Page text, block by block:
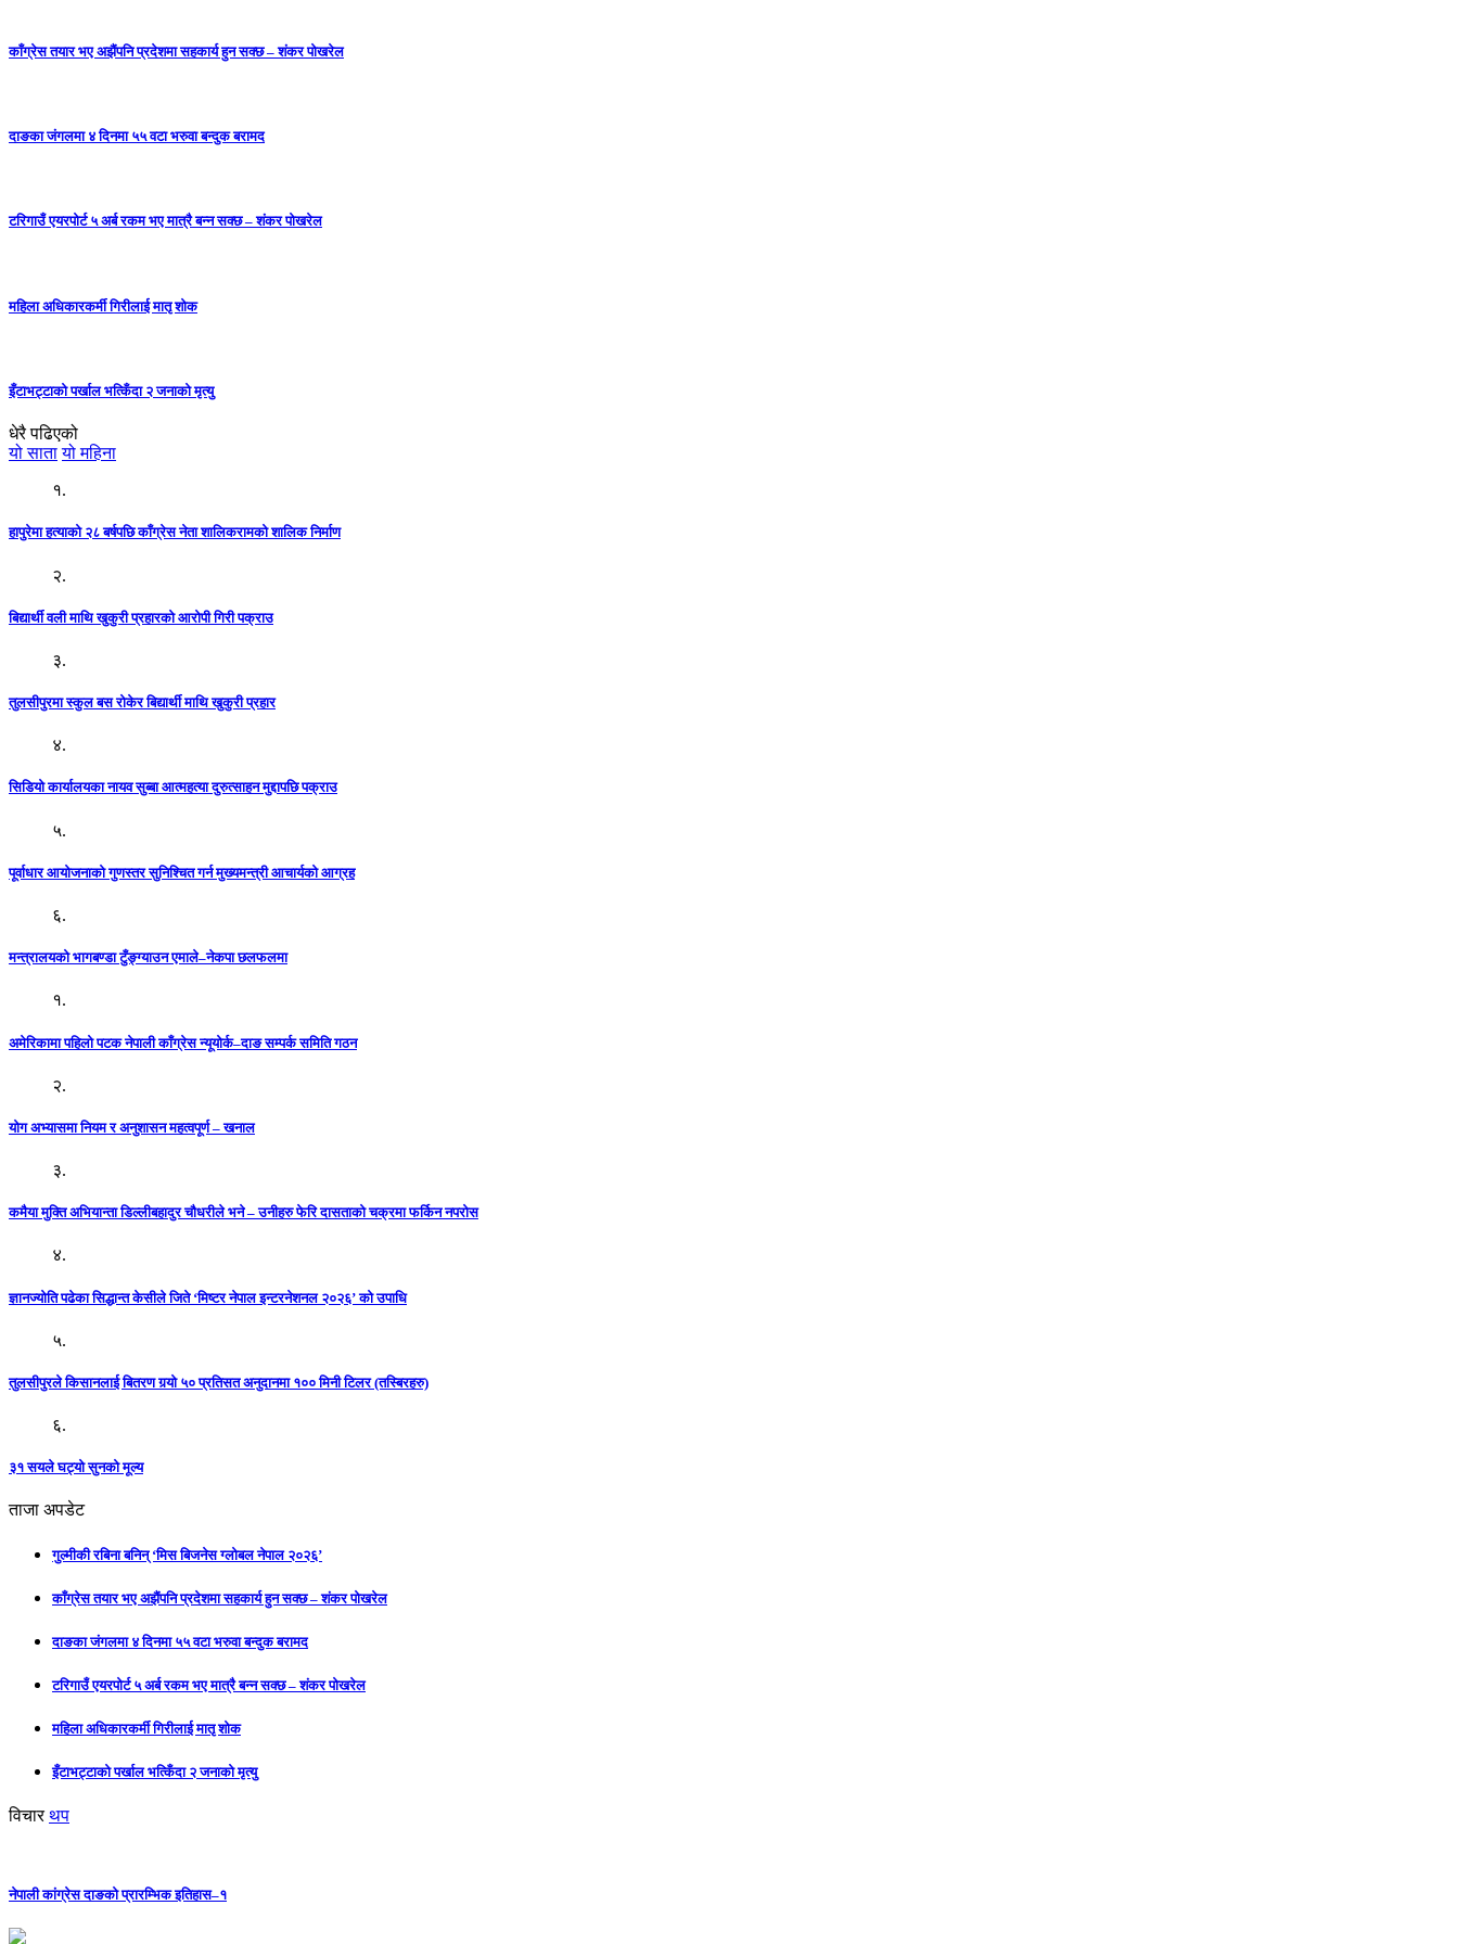
काँग्रेस तयार भए अझैंपनि प्रदेशमा सहकार्य हुन सक्छ – शंकर पोखरेल
दाङका जंगलमा ४ दिनमा ५५ वटा भरुवा बन्दुक बरामद
टरिगाउँ एयरपोर्ट ५ अर्ब रकम भए मात्रै बन्न सक्छ – शंकर पोखरेल
महिला अधिकारकर्मी गिरीलाई मातृ शोक
इँटाभट्टाको पर्खाल भत्किँदा २ जनाको मृत्यु
धेरै पढिएको
यो साता यो महिना
१.
हापुरेमा हत्याको २८ बर्षपछि काँग्रेस नेता शालिकरामको शालिक निर्माण
२.
बिद्यार्थी वली माथि खुकुरी प्रहारको आरोपी गिरी पक्राउ
३.
तुलसीपुरमा स्कुल बस रोकेर बिद्यार्थी माथि खुकुरी प्रहार
४.
सिडियो कार्यालयका नायव सुब्बा आत्महत्या दुरुत्साहन मुद्दापछि पक्राउ
५.
पूर्वाधार आयोजनाको गुणस्तर सुनिश्चित गर्न मुख्यमन्त्री आचार्यको आग्रह
६.
मन्त्रालयको भागबण्डा टुँङ्ग्याउन एमाले–नेकपा छलफलमा
१.
अमेरिकामा पहिलो पटक नेपाली काँग्रेस न्यूयोर्क–दाङ सम्पर्क समिति गठन
२.
योग अभ्यासमा नियम र अनुशासन महत्वपूर्ण – खनाल
३.
कमैया मुक्ति अभियान्ता डिल्लीबहादुर चौधरीले भने – उनीहरु फेरि दासताको चक्रमा फर्किन नपरोस
४.
ज्ञानज्योति पढेका सिद्धान्त केसीले जिते ‘मिष्टर नेपाल इन्टरनेशनल २०२६’ को उपाधि
५.
तुलसीपुरले किसानलाई बितरण गर्‍यो ५० प्रतिसत अनुदानमा १०० मिनी टिलर (तस्बिरहरु)
६.
३१ सयले घट्यो सुनको मूल्य
ताजा अपडेट
गुल्मीकी रबिना बनिन् ‘मिस बिजनेस ग्लोबल नेपाल २०२६’
काँग्रेस तयार भए अझैंपनि प्रदेशमा सहकार्य हुन सक्छ – शंकर पोखरेल
दाङका जंगलमा ४ दिनमा ५५ वटा भरुवा बन्दुक बरामद
टरिगाउँ एयरपोर्ट ५ अर्ब रकम भए मात्रै बन्न सक्छ – शंकर पोखरेल
महिला अधिकारकर्मी गिरीलाई मातृ शोक
इँटाभट्टाको पर्खाल भत्किँदा २ जनाको मृत्यु
विचार थप
नेपाली कांग्रेस दाङको प्रारम्भिक इतिहास–१